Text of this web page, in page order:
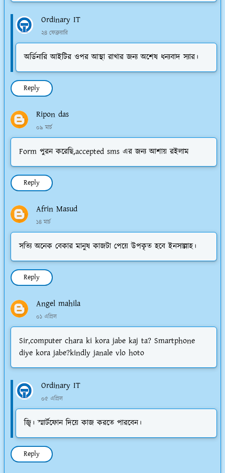
Ordinary IT
২৪ ফেব্রুয়ারি
অর্ডিনারি আইটির ওপর আস্থা রাখার জন্য অশেষ ধন্যবাদ স্যার।
Reply
Ripon das
০৯ মার্চ
Form পুরন করেছি,accepted sms এর জন্য আশায় রইলাম
Reply
Afrin Masud
১৪ মার্চ
সত্যি অনেক বেকার মানুষ কাজটা পেয়ে উপকৃত হবে ইনসাল্লাহ।
Reply
Angel mahila
০১ এপ্রিল
Sir,computer chara ki kora jabe kaj ta? Smartphone
diye kora jabe?kindly janale vlo hoto
Ordinary IT
০৫ এপ্রিল
জ্বি। স্মার্টফোন দিয়ে কাজ করতে পারবেন।
Reply